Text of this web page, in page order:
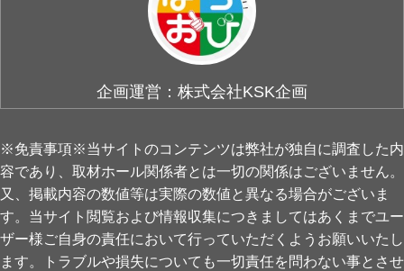
企画運営：株式会社KSK企画
※免責事項※当サイトのコンテンツは弊社が独自に調査した内
容であり、取材ホール関係者とは一切の関係はございません。
又、掲載内容の数値等は実際の数値と異なる場合がございま
す。当サイト閲覧および情報収集につきましてはあくまでユー
ザー様ご自身の責任において行っていただくようお願いいたし
ます。トラブルや損失についても一切責任を問わない事とさせ